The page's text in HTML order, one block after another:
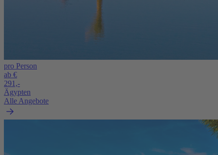
pro Person
ab €
291,-
Ägypten
Alle Angebote